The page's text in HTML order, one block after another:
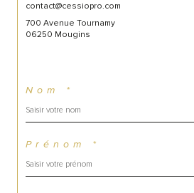
contact@cessiopro.com
700 Avenue Tournamy
06250 Mougins
Nom *
Prénom *